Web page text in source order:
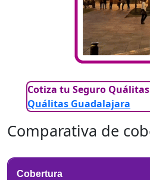
Cotiza tu Seguro
Quálitas Guadalajara
Comparativa de
Cobertura